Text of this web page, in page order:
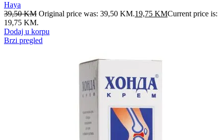
Haya
39,50KM Original price was: 39,50 KM.19,75 KMCurrent price is:
19,75 KM.
Dodaj u korpu
Brzi pregled